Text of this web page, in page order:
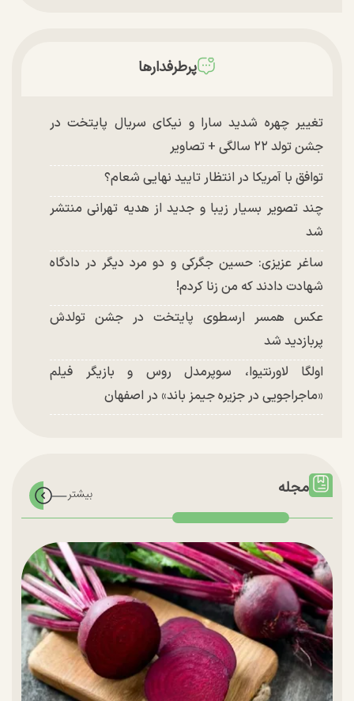
پرطرفدارها
تغییر چهره شدید سارا و نیکای سریال پایتخت در
جشن تولد ۲۲ سالگی + تصاویر
توافق با آمریکا در انتظار تایید نهایی شعام؟
چند تصویر بسیار زیبا و جدید از هدیه تهرانی منتشر
شد
ساغر عزیزی: حسین جگرکی و دو مرد دیگر در دادگاه
شهادت دادند که من زنا کردم!
عکس همسر ارسطوی پایتخت در جشن تولدش
پربازدید شد
اولگا لاورنتیوا، سوپرمدل روس و بازیگر فیلم
«ماجراجویی در جزیره جیمز باند» در اصفهان
مجله